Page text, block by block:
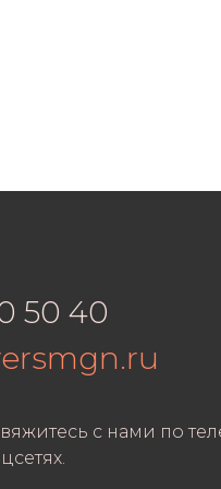
50 40
с нами по